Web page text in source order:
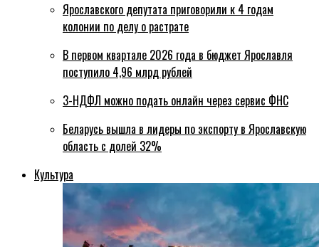
Ярославского депутата приговорили к 4 годам
колонии по делу о растрате
В первом квартале 2026 года в бюджет Ярославля
поступило 4,96 млрд рублей
3-НДФЛ можно подать онлайн через сервис ФНС
Беларусь вышла в лидеры по экспорту в Ярославскую
область с долей 32%
Культура